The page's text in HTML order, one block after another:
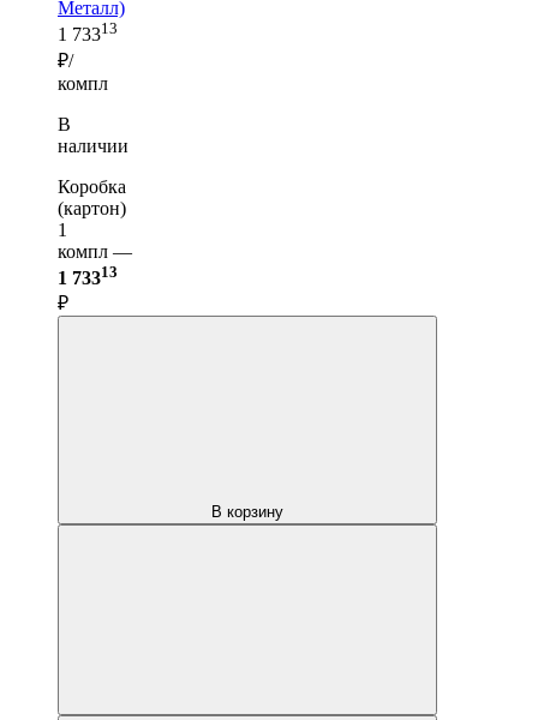
Металл)
1 73313
₽/
компл
В
наличии
Коробка
(картон)
1
компл —
1 73313
₽
В корзину